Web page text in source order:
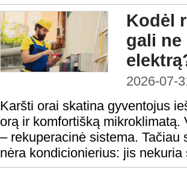
Kodėl
gali
2026-07-
Karšti orai skatina gyventojus
orą ir komfortišką
– rekuperacinė sistema.
nėra kondicionierius: jis